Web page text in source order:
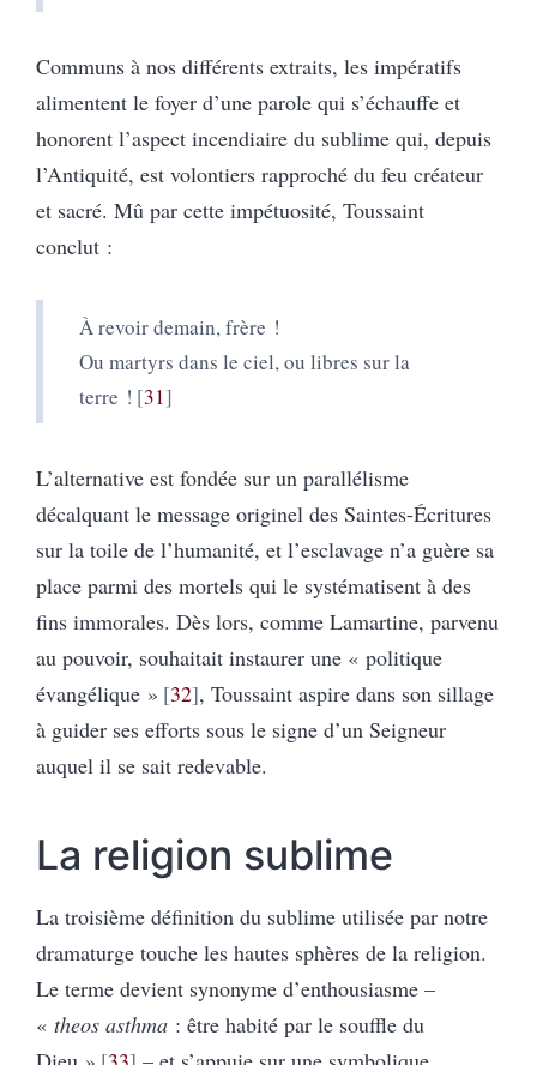
Communs à nos différents extraits, les impératifs
alimentent le foyer d’une parole qui s’échauffe et
honorent l’aspect incendiaire du sublime qui, depuis
l’Antiquité, est volontiers rapproché du feu créateur
et sacré. Mû par cette impétuosité, Toussaint
conclut :
À revoir demain, frère !
Ou martyrs dans le ciel, ou libres sur la
terre ! 31
L’alternative est fondée sur un parallélisme
décalquant le message originel des Saintes-Écritures
sur la toile de l’humanité, et l’esclavage n’a guère sa
place parmi des mortels qui le systématisent à des
fins immorales. Dès lors, comme Lamartine, parvenu
au pouvoir, souhaitait instaurer une « politique
évangélique » 32 , Toussaint aspire dans son sillage
à guider ses efforts sous le signe d’un Seigneur
auquel il se sait redevable.
La religion sublime
La troisième définition du sublime utilisée par notre
dramaturge touche les hautes sphères de la religion.
Le terme devient synonyme d’enthousiasme –
« theos asthma : être habité par le souffle du